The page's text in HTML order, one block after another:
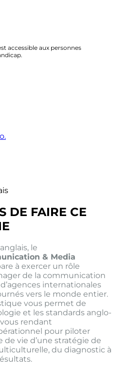
accessible aux personnes
DE FAIRE CE
le
& Media
à exercer un rôle
de la communication
internationales
vers le monde entier.
vous permet de
et les standards anglo-
rendant
pour piloter
de vie d’une stratégie de
du diagnostic à